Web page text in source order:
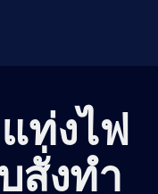
ท่งไฟ
สั่งทำ